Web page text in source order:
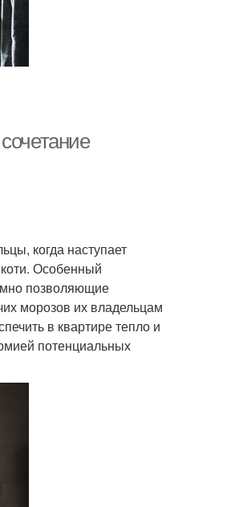
когда наступает
Особенный
позволяющие
морозов их владельцам
в квартире тепло и
потенциальных